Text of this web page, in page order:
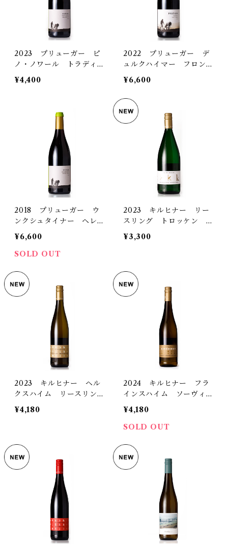
2023 プリューガー ピ
ノ・ノワール トラディシ
ョン トロッケン
¥4,400
2022 プリューガー デ
ュルクハイマー フロンホ
ーフ ピノ・ノワール ト
ロッケン
¥6,600
2018 プリューガー ウ
ンクシュタイナー ヘレン
ベルク ピノ・ノワール
トロッケン
¥6,600
SOLD OUT
2023 キルヒナー リー
スリング トロッケン 1
000ml
¥3,300
2023 キルヒナー ヘル
クスハイム リースリン
グ トロッケン
¥4,180
2024 キルヒナー フラ
インスハイム ソーヴィニ
ヨン・ブラン トロッケン
¥4,180
SOLD OUT